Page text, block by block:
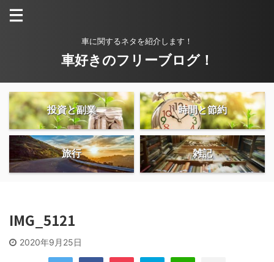
車に関するネタを紹介します！
車好きのフリーブログ！
投資と副業 時間と節約
旅行 雑記
IMG_5121
2020年9月25日